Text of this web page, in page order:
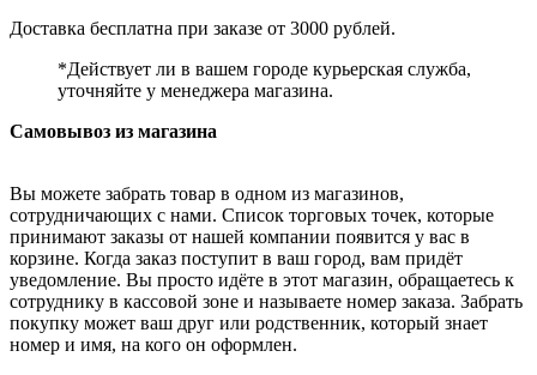
Доставка бесплатна при заказе от 3000 рублей.
*Действует ли в вашем городе курьерская служба,
уточняйте у менеджера магазина.
Самовывоз из магазина
Вы можете забрать товар в одном из магазинов,
сотрудничающих с нами. Список торговых точек, которые
принимают заказы от нашей компании появится у вас в
корзине. Когда заказ поступит в ваш город, вам придёт
уведомление. Вы просто идёте в этот магазин, обращаетесь к
сотруднику в кассовой зоне и называете номер заказа. Забрать
покупку может ваш друг или родственник, который знает
номер и имя, на кого он оформлен.